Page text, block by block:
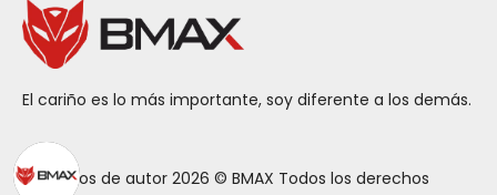
El cariño es lo más importante, soy diferente a los demás.
Derechos de autor 2026 © BMAX Todos los derechos